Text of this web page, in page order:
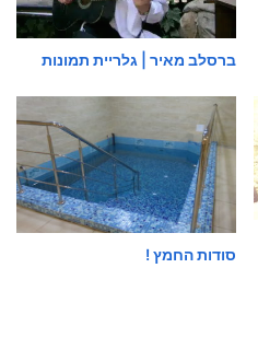
ברסלב מאיר | גלריית תמונות
סודות החמץ !